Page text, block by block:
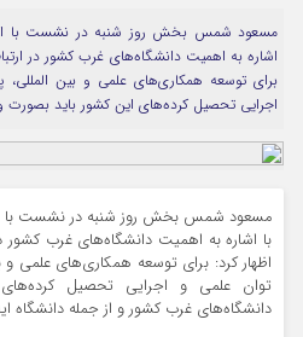
مرا به خاطر بسپار
مسعود شمس ‌بخش روز شنبه در نشست با
اشاره به اهمیت دانشگاه‌های غرب کشور در
برای توسعه همکاری‌های علمی و بین المللی،
اجرایی تحصیل کرده‌های این کشور باید
مسعود شمس ‌بخش روز شنبه در نشست با
با اشاره به اهمیت دانشگاه‌های غرب کشور
اظهار کرد: برای توسعه همکاری‌های علمی و
توان علمی و اجرایی تحصیل
دانشگاه‌های غرب کشور و از جمله دانشگاه